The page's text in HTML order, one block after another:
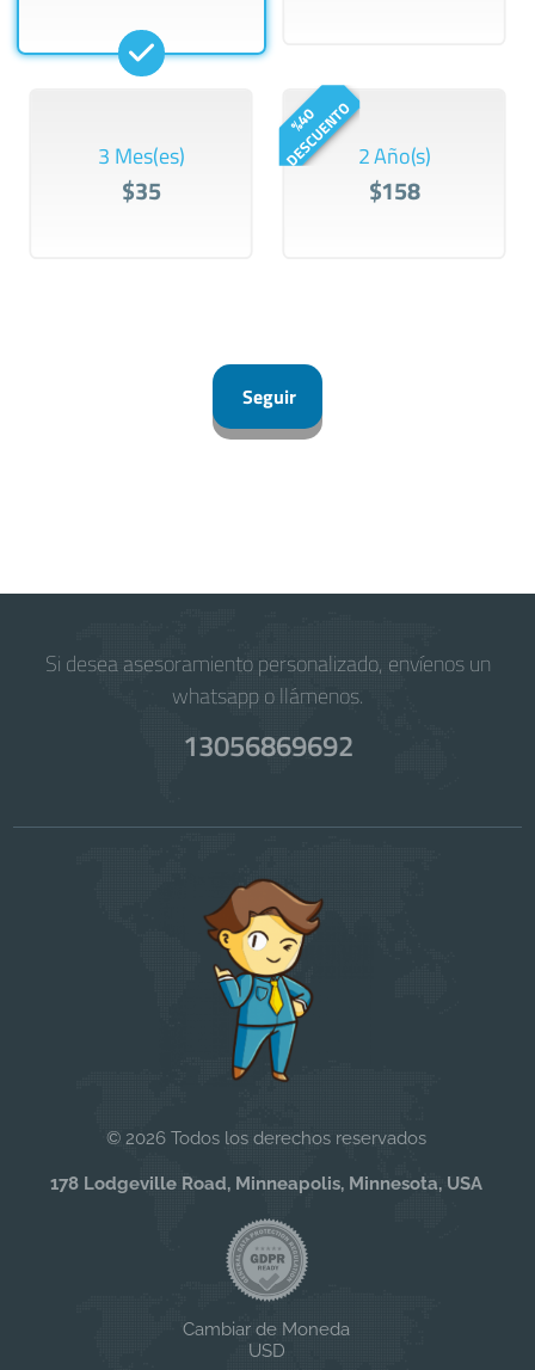
3 Mes(es)
$35
%
4
0
D
E
S
C
U
E
N
T
O2 Año(s)
$158
Seguir
Si desea asesoramiento personalizado, envíenos un
whatsapp o llámenos.
13056869692
© 2026 Todos los derechos reservados
178 Lodgeville Road, Minneapolis, Minnesota, USA
Cambiar de Moneda
USD